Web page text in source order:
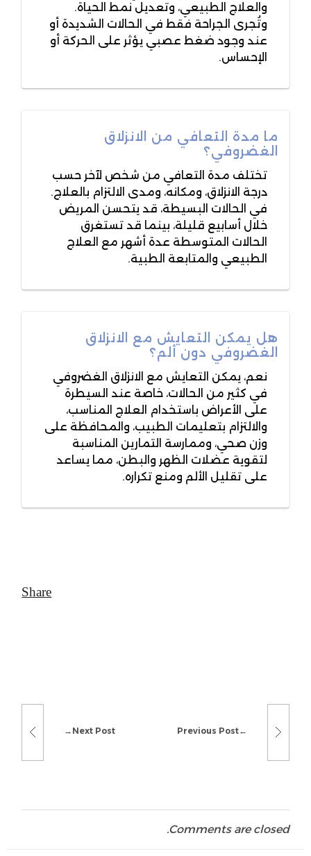
والعلاج الطبيعي، وتعديل نمط الحياة.
وتُجرى الجراحة فقط في الحالات الشديدة أو
عند وجود ضغط عصبي يؤثر على الحركة أو
الإحساس.
ما مدة التعافي من الانزلاق
الغضروفي؟
تختلف مدة التعافي من شخص لآخر حسب
درجة الانزلاق، ومكانه، ومدى الالتزام بالعلاج.
في الحالات البسيطة، قد يتحسن المريض
خلال أسابيع قليلة، بينما قد تستغرق
الحالات المتوسطة عدة أشهر مع العلاج
الطبيعي والمتابعة الطبية.
هل يمكن التعايش مع الانزلاق
الغضروفي دون ألم؟
نعم، يمكن التعايش مع الانزلاق الغضروفي
في كثير من الحالات، خاصة عند السيطرة
على الأعراض باستخدام العلاج المناسب،
والالتزام بتعليمات الطبيب، والمحافظة على
وزن صحي، وممارسة التمارين المناسبة
لتقوية عضلات الظهر والبطن، مما يساعد
على تقليل الألم ومنع تكراره.
Previous Post
Next Post
Comments are closed.